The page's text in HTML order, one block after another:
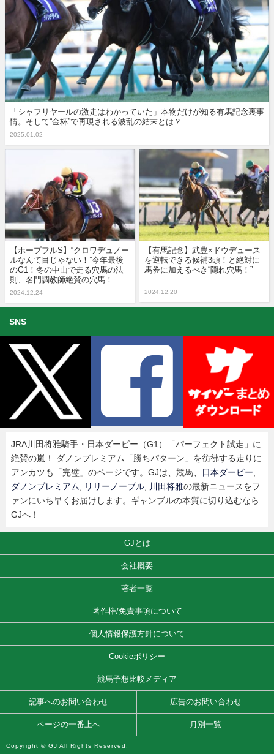
「シャフリヤールの激走はわかっていた」本物だけが知る有馬記念裏事
情。そして“金杯”で再現される波乱の結末とは？
2025.01.02
【ホープフルS】“クロワデュノー
ルなんて目じゃない！”今年最後
のG1！冬の中山で走る穴馬の法
則、名門調教師絶賛の穴馬！
2024.12.24
【有馬記念】武豊×ドウデュース
を逆転できる候補3頭！と絶対に
馬券に加えるべき“隠れ穴馬！”
2024.12.20
SNS
JRA川田将雅騎手・日本ダービー（G1）「パーフェクト試走」に
絶賛の嵐！ ダノンプレミアム「勝ちパターン」を彷彿する走りに
アンカツも「完璧」のページです。GJは、競馬、
日本ダービー
ダノンプレミアム
リリーノーブル 川田将雅の最新ニュースをフ
ァンにいち早くお届けします。ギャンブルの本質に切り込むなら
GJへ！
GJとは
会社概要
著者一覧
著作権/免責事項について
個人情報保護方針について
Cookieポリシー
競馬予想比較メディア
記事へのお問い合わせ 広告のお問い合わせ
ページの一番上へ 月別一覧
Copyright © GJ All Rights Reserved.